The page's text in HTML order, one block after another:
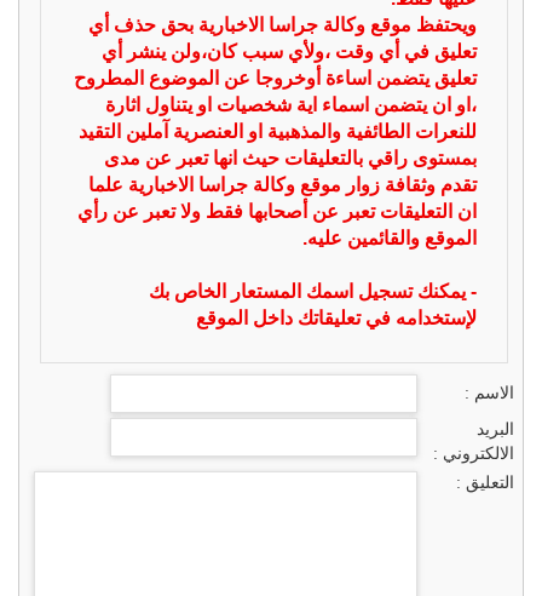
ويحتفظ موقع وكالة جراسا الاخبارية بحق حذف أي
تعليق في أي وقت ،ولأي سبب كان،ولن ينشر أي
تعليق يتضمن اساءة أوخروجا عن الموضوع المطروح
،او ان يتضمن اسماء اية شخصيات او يتناول اثارة
للنعرات الطائفية والمذهبية او العنصرية آملين التقيد
بمستوى راقي بالتعليقات حيث انها تعبر عن مدى
تقدم وثقافة زوار موقع وكالة جراسا الاخبارية علما
ان التعليقات تعبر عن أصحابها فقط ولا تعبر عن رأي
الموقع والقائمين عليه.
- يمكنك تسجيل اسمك المستعار الخاص بك
لإستخدامه في تعليقاتك داخل الموقع
الاسم :
البريد
الالكتروني :
التعليق :